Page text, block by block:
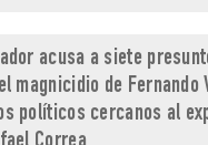
acusa a siete
magnicidio de Fernando
políticos cercanos al